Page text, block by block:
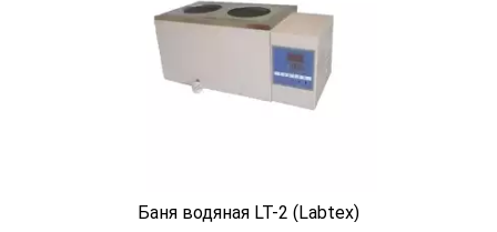
Баня водяная LT-2 (Labtex)